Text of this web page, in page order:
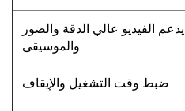
يدعم الفيديو عالي الدقة والصور
والموسيقى
ضبط وقت التشغيل والإيقاف